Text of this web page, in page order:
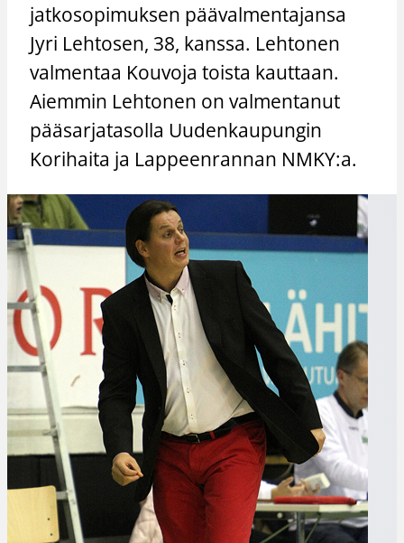
jatkosopimuksen päävalmentajansa
Jyri Lehtosen, 38, kanssa. Lehtonen
valmentaa Kouvoja toista kauttaan.
Aiemmin Lehtonen on valmentanut
pääsarjatasolla Uudenkaupungin
Korihaita ja Lappeenrannan NMKY:a.